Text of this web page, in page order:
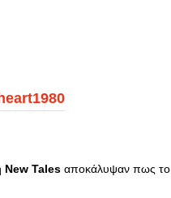
New Tales αποκάλυψαν πως το